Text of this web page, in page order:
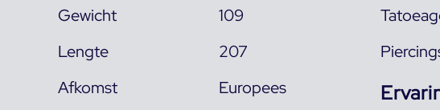
Gewicht
109
Lengte
207
Afkomst
Europees